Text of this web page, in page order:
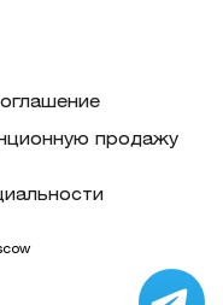
продажу